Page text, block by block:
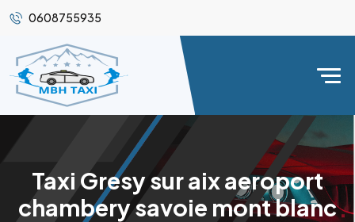
0608755935
Taxi Gresy sur aix aeroport
chambery savoie mont blanc